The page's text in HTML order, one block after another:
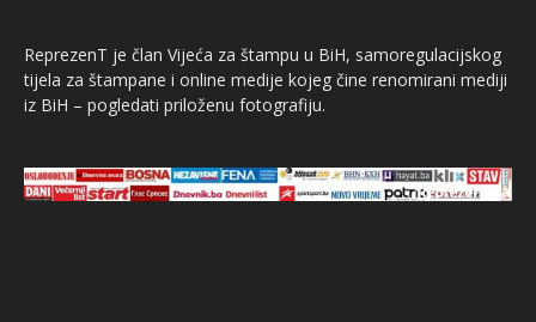
ReprezenT je član Vijeća za štampu u BiH, samoregulacijskog
tijela za štampane i online medije kojeg čine renomirani mediji
iz BiH – pogledati priloženu fotografiju.